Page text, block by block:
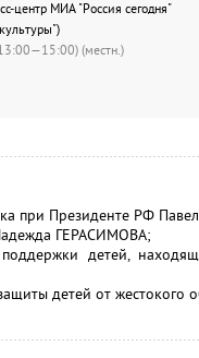
центр МИА "Россия сегодня"
(местн.)
при Президенте РФ
ГЕРАСИМОВА;
детей,
детей от